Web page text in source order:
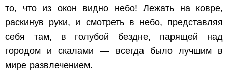
то, что из окон видно небо! Лежать на ковре,
раскинув руки, и смотреть в небо, представляя
себя там, в голубой бездне, парящей над
городом и скалами — всегда было лучшим в
мире развлечением.